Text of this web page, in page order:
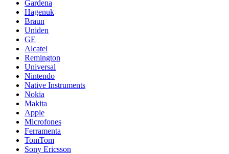
Gardena
Hagenuk
Braun
Uniden
GE
Alcatel
Remington
Universal
Nintendo
Native Instruments
Nokia
Makita
Apple
Microfones
Ferramenta
TomTom
Sony Ericsson